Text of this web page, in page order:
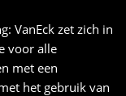
VanEck zet zich in
voor alle
met een
het gebruik van